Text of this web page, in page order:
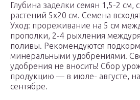
Глубина заделки семян 1,5-2 см,
растений 5х20 см. Семена
Уход: прореживание на 5 см
прополки, 2-4 рыхления
поливы. Рекомендуются
минеральными удобрениями.
удобрения не вносить! Сбор
продукцию — в июле- августе,
сентябре.